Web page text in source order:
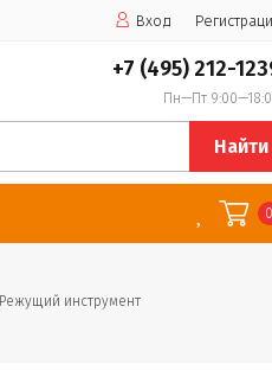
Вход
+7 (495) 212-
Пн—Пт
Найти
Режущий инструмент